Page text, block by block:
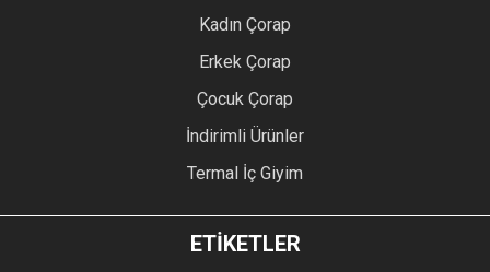
Kadın Çorap
Erkek Çorap
Çocuk Çorap
İndirimli Ürünler
Termal İç Giyim
ETİKETLER